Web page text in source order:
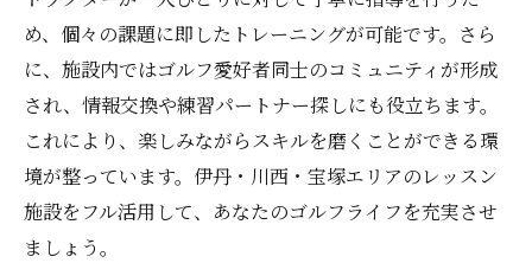
め、個々の課題に即したトレーニングが可能です。さら
に、施設内ではゴルフ愛好者同士のコミュニティが形成
され、情報交換や練習パートナー探しにも役立ちます。
これにより、楽しみながらスキルを磨くことができる環
境が整っています。伊丹・川西・宝塚エリアのレッスン
施設をフル活用して、あなたのゴルフライフを充実させ
ましょう。